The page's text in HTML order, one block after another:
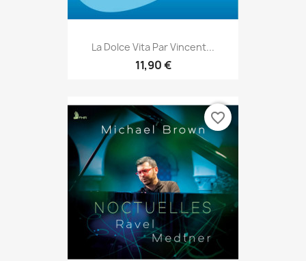
La Dolce Vita Par Vincent...
11,90 €
favorite_border